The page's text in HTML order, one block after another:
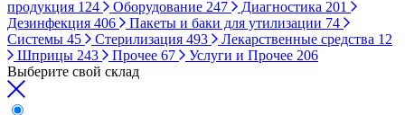
продукция 124 Оборудование 247 Диагностика 201
Дезинфекция 406 Пакеты и баки для утилизации 74
Системы 45 Стерилизация 493 Лекарственные средства 12
Шприцы 243 Прочее 67 Услуги и Прочее 206
Выберите свой склад